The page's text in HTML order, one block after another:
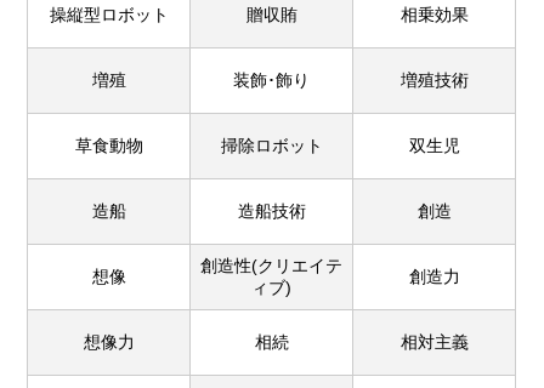
操縦型ロボット 贈収賄 相乗効果
増殖 装飾･飾り 増殖技術
草食動物 掃除ロボット 双生児
造船 造船技術 創造
想像
創造性(クリエイテ
ィブ)
創造力
想像力 相続 相対主義